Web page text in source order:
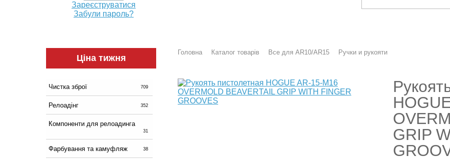
Зареєструватися
Забули пароль?
Ціна тижня
Чистка зброї 709
Релоадінг 352
Компоненти для релоадинга
31
Фарбування та камуфляж 38
Головна Каталог товарів Все для AR10/AR15 Ручки и рукояти
GRIP